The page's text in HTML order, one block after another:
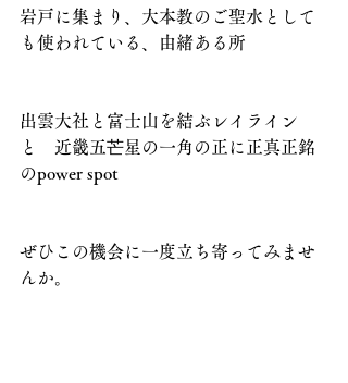
岩戸に集まり、大本教のご聖水として
も使われている、由緒ある所
出雲大社と富士山を結ぶレイライン
と　近畿五芒星の一角の正に正真正銘
のpower spot
ぜひこの機会に一度立ち寄ってみませ
んか。